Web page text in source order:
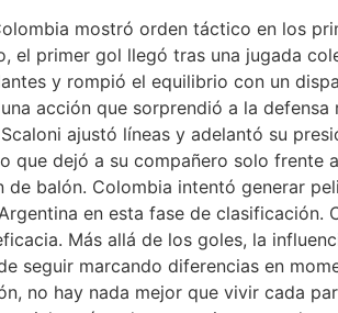
mostró orden táctico en los
el primer gol llegó tras una jugada
y rompió el equilibrio con un
acción que sorprendió a la defensa
ajustó líneas y adelantó su
que dejó a su compañero solo
balón. Colombia intentó generar
en esta fase de
Más allá de los goles, la
seguir marcando diferencias en
no hay nada mejor que vivir cada